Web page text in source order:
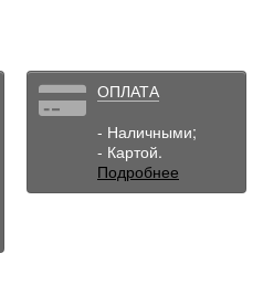
ОПЛАТА
- Наличными;
- Картой.
Подробнее